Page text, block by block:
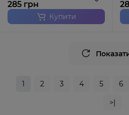
285 грн
Купити
1 2 3 4 5 6
>|